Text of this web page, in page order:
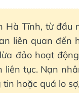
Hà Tĩnh, từ
liên quan
đảo hoạt
liên tục. Nạn
hoặc quá lo